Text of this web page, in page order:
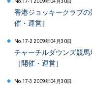
香港ジョッキークラブ
催・運営］
No.17-2 2009年04月30日
チャーチルダウンズ競馬
［開催・運営］
No.17-3 2009年04月30日